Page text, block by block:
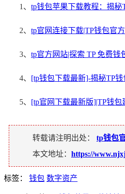
1、 tp钱包苹果下载教程：揭
2、 tp官网连接下载|TP钱包官
3、 tp官方网站|探索 TP 免费
4、 [tp钱包下载最新]-揭秘TP
5、 [tp官网下载最新版]|TP钱
转载请注明出处： tp钱包
本文地址： https://
标签： 钱包 数字资产